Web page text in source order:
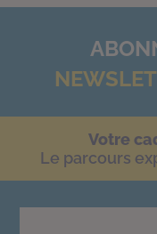
Votre
Le parcours